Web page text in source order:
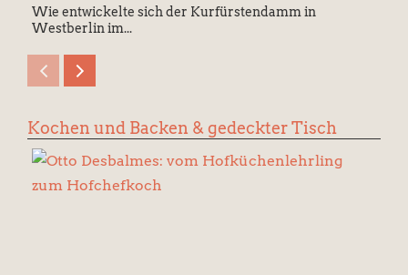
Wie entwickelte sich der Kurfürstendamm in
Westberlin im...
Kochen und Backen & gedeckter Tisch